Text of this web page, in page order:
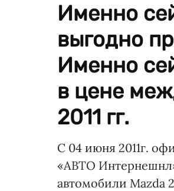
Именно
выгодно
Именно
в цене
2011 гг.
С 04 июня 2011г.
«АВТО
автомобили Mazda